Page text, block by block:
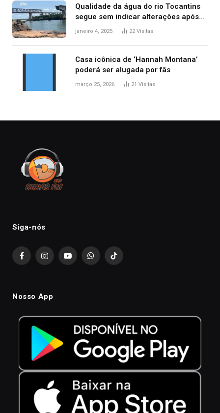
Qualidade da água do rio Tocantins
segue sem indicar alterações após
desabamento da ponte entre MA e
janeiro 4, 2025 22Visitas
Casa icônica de ‘Hannah Montana’
poderá ser alugada por fãs
março 25, 2026 21 Visitas
Siga-nós
FacebookInstagramYouTubeWhatsAppTikTok
Nosso App